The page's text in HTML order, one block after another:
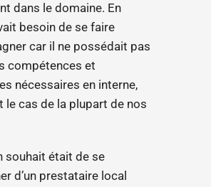
dans le domaine. En
besoin de se faire
car il ne possédait pas
compétences et
nécessaires en interne,
le cas de la plupart de nos
souhait était de se
d’un prestataire local